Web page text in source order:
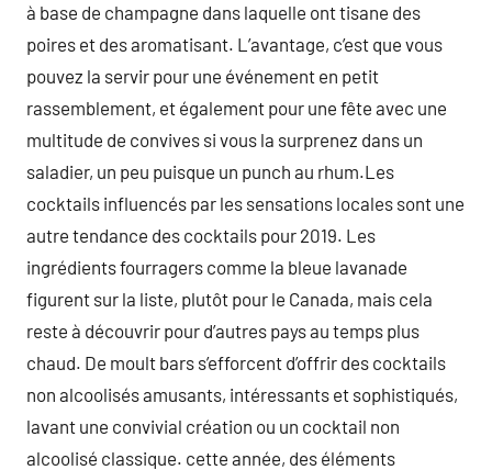
à base de champagne dans laquelle ont tisane des
poires et des aromatisant. L’avantage, c’est que vous
pouvez la servir pour une événement en petit
rassemblement, et également pour une fête avec une
multitude de convives si vous la surprenez dans un
saladier, un peu puisque un punch au rhum.Les
cocktails influencés par les sensations locales sont une
autre tendance des cocktails pour 2019. Les
ingrédients fourragers comme la bleue lavanade
figurent sur la liste, plutôt pour le Canada, mais cela
reste à découvrir pour d’autres pays au temps plus
chaud. De moult bars s’efforcent d’offrir des cocktails
non alcoolisés amusants, intéressants et sophistiqués,
lavant une convivial création ou un cocktail non
alcoolisé classique. cette année, des éléments